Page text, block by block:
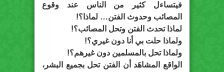
فيتساءل كثير من الناس عند وقوع
المصائب وحدوث الفتن… لماذا؟!
لماذا تحدث الفتن وتحل المصائب؟!
ولماذا حلت بي أنا دون غيري؟!
ولماذا تحل بالمسلمين دون غيرهم؟!
الواقع المشاهَد أن الفتن تحل بجميع البشر،